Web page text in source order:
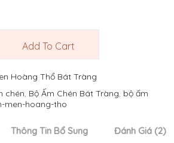
Add To Cart
Hoàng Thổ Bát Tràng
chén, Bộ Ấm Chén Bát Tràng, bộ ấm
men-hoang-tho
Thông Tin Bổ Sung Đánh Giá (2)